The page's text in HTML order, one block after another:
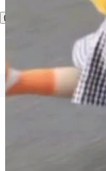
询 Ubuntu 的硬件认证数据库
去一年内第四个离开的联合创
OpenAI CTO Mira Murati 创
团队都留不住。 但 Thinking
一在人才争夺战中失血的公
连失两员大将：Noam
©OSCHINA(OSChina.NET)